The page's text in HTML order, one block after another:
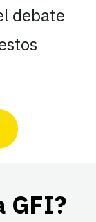
debate
GFI?